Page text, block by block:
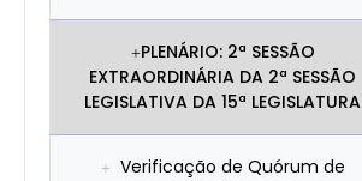
PLENÁRIO: 2ª SESSÃO
EXTRAORDINÁRIA DA 2ª SESSÃO
LEGISLATIVA DA 15ª LEGISLATURA
Verificação de Quórum de